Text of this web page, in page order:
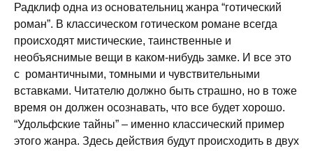
Радклиф одна из основательниц жанра “готический
роман”. В классическом готическом романе всегда
происходят мистические, таинственные и
необъяснимые вещи в каком-нибудь замке. И все это
с романтичными, томными и чувствительными
вставками. Читателю должно быть страшно, но в тоже
время он должен осознавать, что все будет хорошо.
“Удольфские тайны” – именно классический пример
этого жанра. Здесь действия будут происходить в двух